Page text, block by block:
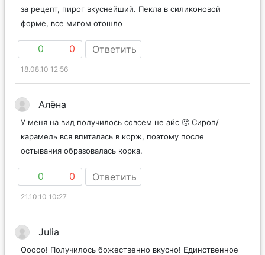
за рецепт, пирог вкуснейший. Пекла в силиконовой
форме, все мигом отошло
0 0 Ответить
18.08.10 12:56
Алёна
У меня на вид получилось совсем не айс 🙁 Сироп/
карамель вся впиталась в корж, поэтому после
остывания образовалась корка.
0 0 Ответить
21.10.10 10:27
Julia
Ооооо! Получилось божественно вкусно! Единственное